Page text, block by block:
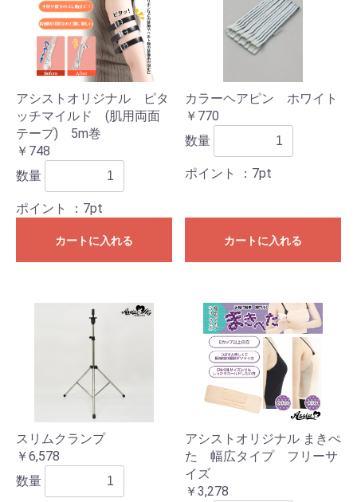
アシストオリジナル ピタ
ッチマイルド (肌用両面
テープ) 5m巻
￥748
数量
ポイント ：7pt
カートに入れる
カラーヘアピン ホワイト
￥770
数量
ポイント ：7pt
カートに入れる
スリムクランプ
￥6,578
数量
アシストオリジナル まきぺ
た 幅広タイプ フリーサ
イズ
￥3,278